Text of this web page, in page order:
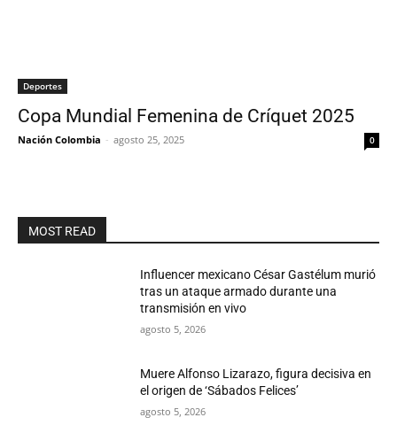
Deportes
Copa Mundial Femenina de Críquet 2025
Nación Colombia - agosto 25, 2025 0
MOST READ
Influencer mexicano César Gastélum murió
tras un ataque armado durante una
transmisión en vivo
agosto 5, 2026
Muere Alfonso Lizarazo, figura decisiva en
el origen de ‘Sábados Felices’
agosto 5, 2026